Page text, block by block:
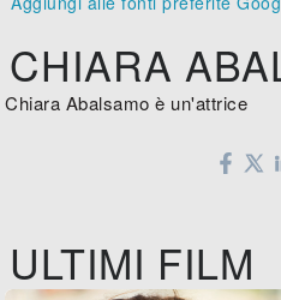
CHIARA
Chiara Abalsamo è un'attrice
ULTIMI FILM